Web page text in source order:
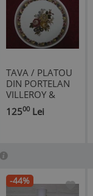
TAVA / PLATOU
DIN PORTELAN
VILLEROY &
BOCH ,, EDITH,,
12500 Lei
-44%